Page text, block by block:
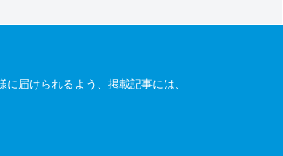
届けられるよう、掲載記事には、